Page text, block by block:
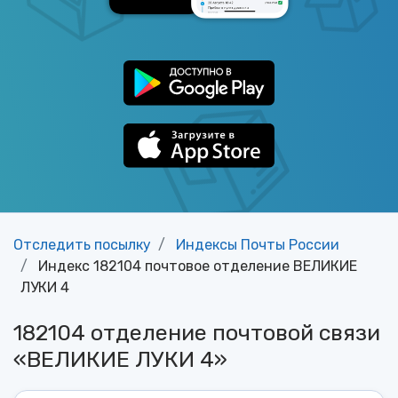
Отследить посылку
Индексы Почты России
Индекс 182104 почтовое отделение ВЕЛИКИЕ
ЛУКИ 4
182104 отделение почтовой связи
«ВЕЛИКИЕ ЛУКИ 4»